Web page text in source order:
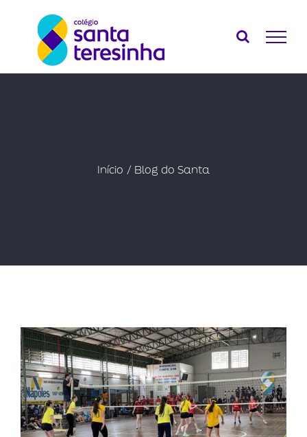
conteúdo
Início Blog do Santa
INTERCLASSE VÔLEI E FUTSAL –
2026